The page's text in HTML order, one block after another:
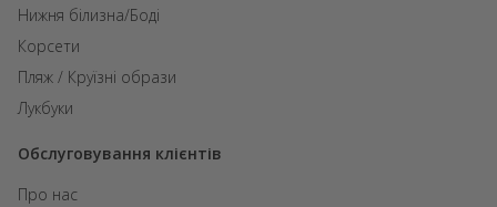
Нижня білизна/Боді
Корсети
Пляж / Круїзні образи
Лукбуки
Обслуговування клієнтів
Про нас